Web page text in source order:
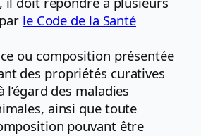
le Code de la Santé
ou composition présentée
des propriétés curatives
l’égard des maladies
ainsi que toute
pouvant être